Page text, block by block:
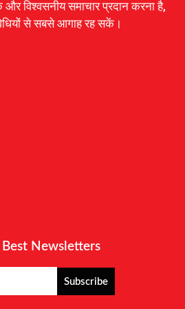
और विश्वसनीय समाचार प्रदान करना है,
से सबसे आगाह रह सकें।
Newsletters
Subscribe